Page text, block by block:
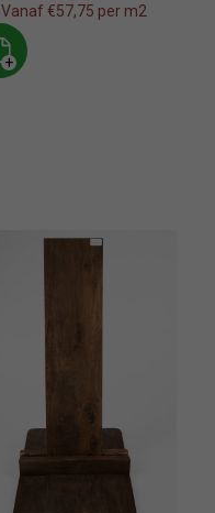
Vanaf €57,75 per m2
+